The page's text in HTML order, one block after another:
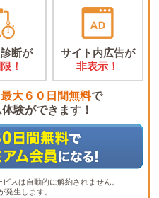
断が
！
サイト内広告が
非表示！
最大６０日間無料で
験ができます！
スは自動的に解約されません。
生します。